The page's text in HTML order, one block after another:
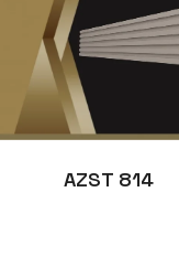
AZST 814